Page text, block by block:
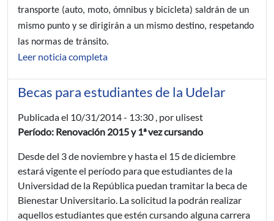
transporte (auto, moto, ómnibus y bicicleta) saldrán de un
mismo punto y se dirigirán a un mismo destino, respetando
las normas de tránsito.
Leer noticia completa
Becas para estudiantes de la Udelar
Publicada el 10/31/2014 - 13:30 , por ulisest
Período: Renovación 2015 y 1ª vez cursando
Desde del 3 de noviembre y hasta el 15 de diciembre
estará vigente el período para que estudiantes de la
Universidad de la República puedan tramitar la beca de
Bienestar Universitario. La solicitud la podrán realizar
aquellos estudiantes que estén cursando alguna carrera